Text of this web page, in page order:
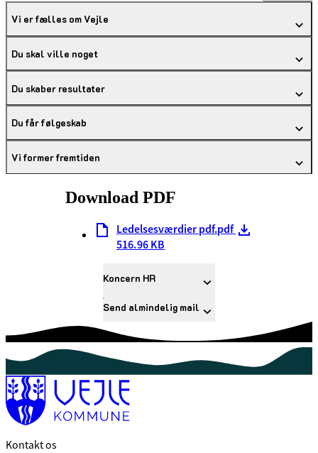
Vi er fælles om Vejle
Du skal ville noget
Du skaber resultater
Du får følgeskab
Vi former fremtiden
Download PDF
Ledelsesværdier pdf.pdf
516.96 KB
Koncern HR
Send almindelig mail
Kontakt os